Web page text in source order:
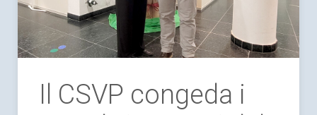
Il CSVP congeda i